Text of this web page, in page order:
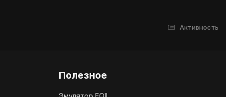
Активность
Полезное